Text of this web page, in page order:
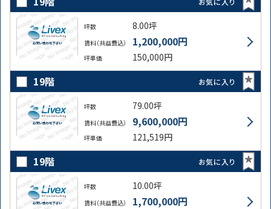
坪数 8.00坪
賃料（共益費込） 1,200,000円
坪単価 150,000円
19階 お気に入り
坪数 79.00坪
賃料（共益費込） 9,600,000円
坪単価 121,519円
19階 お気に入り
坪数 10.00坪
賃料（共益費込） 1,700,000円